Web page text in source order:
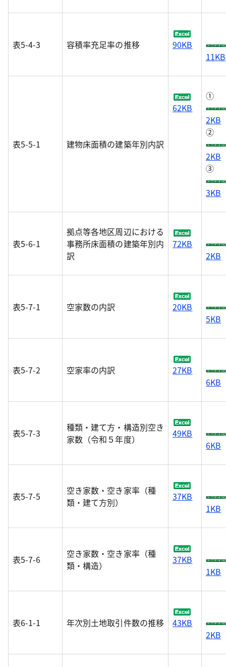
表5-4-3 容積率充足率の推移
90KB
11KB
表5-5-1 建物床面積の建築年別内訳
62KB
①
2KB
②
2KB
③
3KB
表5-6-1
拠点等各地区周辺における
事務所床面積の建築年別内
訳
72KB
2KB
表5-7-1 空家数の内訳
20KB
5KB
表5-7-2 空家率の内訳
27KB
6KB
表5-7-3
種類・建て方・構造別空き
家数（令和５年度）
49KB
6KB
表5-7-5
空き家数・空き家率（種
類・建て方別）
37KB
1KB
表5-7-6
空き家数・空き家率（種
類・構造）
37KB
1KB
表6-1-1 年次別土地取引件数の推移
43KB
2KB